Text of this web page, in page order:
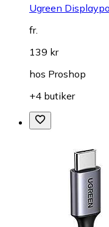
Ugreen
fr.
139 kr
hos Proshop
+4 butiker